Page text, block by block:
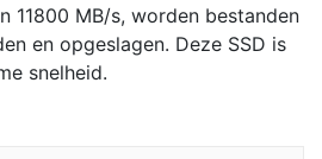
11800 MB/s, worden bestanden
en opgeslagen. Deze SSD is
snelheid.